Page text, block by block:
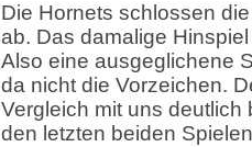
Die Hornets schlossen
ab. Das damalige
Also eine ausgeglichene
da nicht die Vorzeichen.
Vergleich mit uns deutlich
den letzten beiden